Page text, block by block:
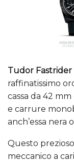
Tudor Fastrider
raffinatissimo
cassa da 42
e carrure
anch’essa nera
Questo
meccanico a